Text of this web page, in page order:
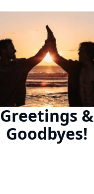
Greetings &
Goodbyes!